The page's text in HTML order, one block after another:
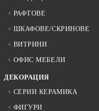
РАФТОВЕ
ШКАФОВЕ/СКРИНОВЕ
ВИТРИНИ
ОФИС МЕБЕЛИ
ДЕКОРАЦИЯ
СЕРИИ КЕРАМИКА
ФИГУРИ